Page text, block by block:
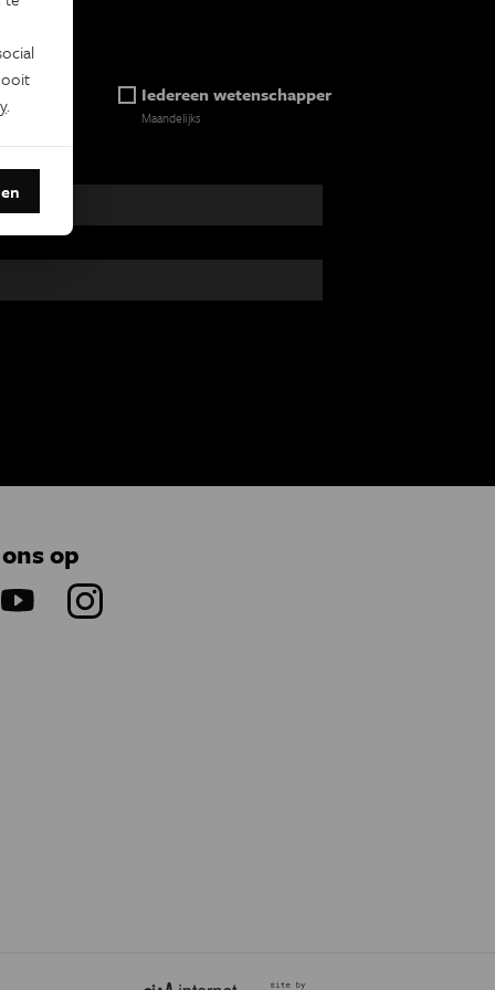
Iedereen wetenschapper
Maandelijks
op
.